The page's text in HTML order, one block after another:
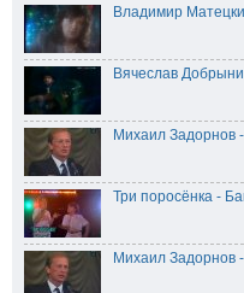
Владимир
Вячеслав
Михаил Задорнов
Три поросёнка -
Михаил Задорнов